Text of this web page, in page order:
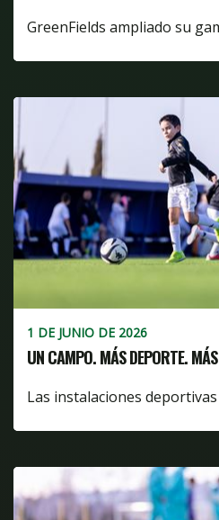
GreenFields ampliado su
1 DE JUNIO DE 2026
UN CAMPO. MÁS DEPORTE.
Las instalaciones